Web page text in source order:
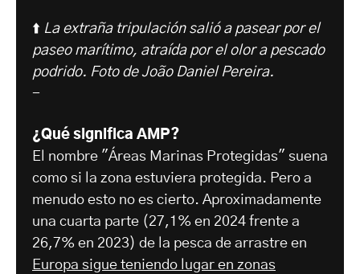
⬆️ La extraña tripulación salió a pasear por el
paseo marítimo, atraída por el olor a pescado
podrido. Foto deJoão Daniel Pereira.
-
¿Qué significa AMP?
El nombre "Áreas Marinas Protegidas" suena
como si la zona estuviera protegida. Pero a
menudo esto no es cierto. Aproximadamente
una cuarta parte (27,1% en 2024 frente a
26,7% en 2023) de la pesca de arrastre en
Europa sigue teniendo lugar en zonas